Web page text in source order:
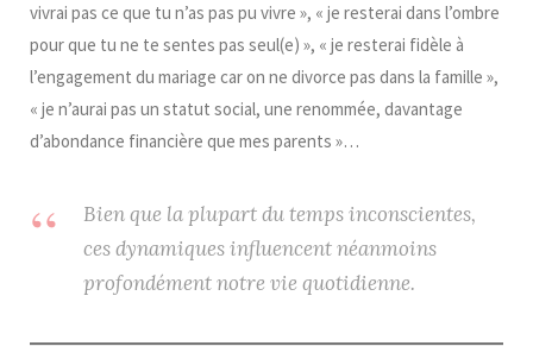
vivrai pas ce que tu n’as pas pu vivre », « je resterai dans l’ombre
pour que tu ne te sentes pas seul(e) », « je resterai fidèle à
l’engagement du mariage car on ne divorce pas dans la famille »,
« je n’aurai pas un statut social, une renommée, davantage
d’abondance financière que mes parents »…
Bien que la plupart du temps inconscientes,
ces dynamiques influencent néanmoins
profondément notre vie quotidienne.